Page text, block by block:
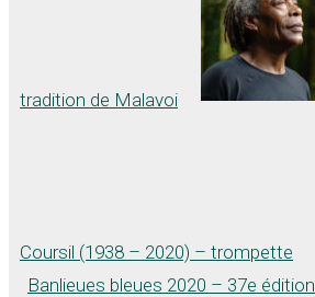
tradition de Malavoi
Coursil (1938 – 2020) – trompette
Banlieues bleues 2020 – 37e édition